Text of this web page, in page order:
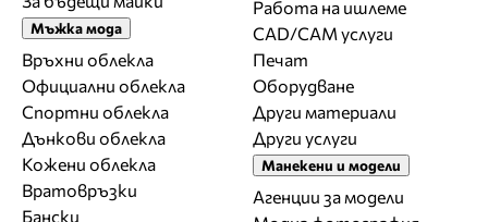
Мъжка мода
Връхни облекла
Официални облекла
Спортни облекла
Дънкови облекла
Кожени облекла
Вратовръзки
Бански
Работа на ишлеме
CAD/CAM услуги
Печат
Оборудване
Други материали
Други услуги
Манекени и модели
Агенции за модели